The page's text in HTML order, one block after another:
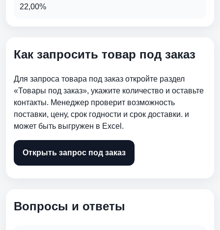
22,00%
Как запросить товар под заказ
Для запроса товара под заказ откройте раздел
«Товары под заказ», укажите количество и оставьте
контакты. Менеджер проверит возможность
поставки, цену, срок годности и срок доставки. и
может быть выгружен в Excel.
Открыть запрос под заказ
Вопросы и ответы